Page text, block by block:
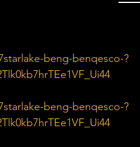
beng-benqesco-?
beng-benqesco-?